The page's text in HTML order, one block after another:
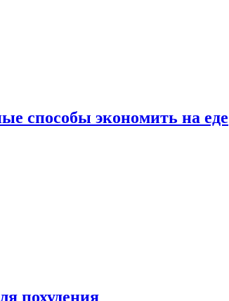
способы экономить на еде
похудения